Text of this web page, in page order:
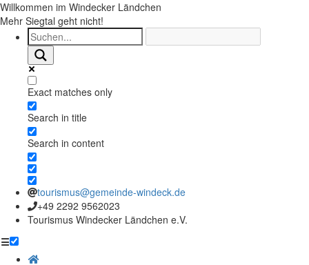
Willkommen im Windecker Ländchen
Mehr Siegtal geht nicht!
Exact matches only
Search in title
Search in content
tourismus@gemeinde-windeck.de
+49 2292 9562023
Tourismus Windecker Ländchen e.V.
☰